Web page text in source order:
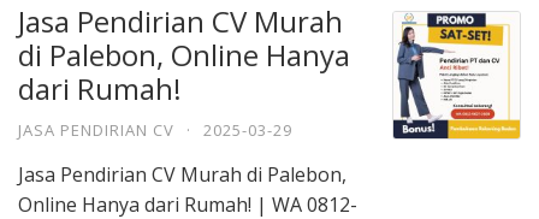
Jasa Pendirian CV Murah
di Palebon, Online Hanya
dari Rumah!
JASA PENDIRIAN CV · 2025-03-29
Jasa Pendirian CV Murah di Palebon,
Online Hanya dari Rumah! | WA 0812-